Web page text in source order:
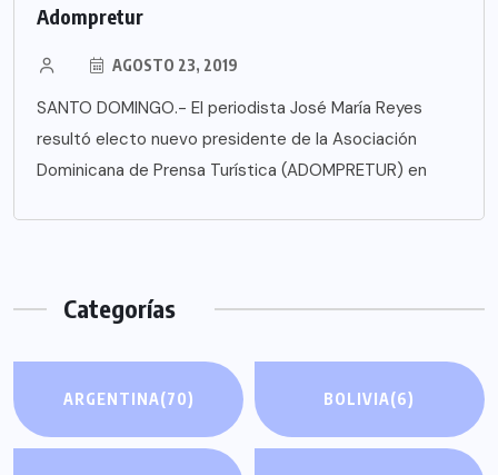
Adompretur
AGOSTO 23, 2019
SANTO DOMINGO.- El periodista José María Reyes
resultó electo nuevo presidente de la Asociación
Dominicana de Prensa Turística (ADOMPRETUR) en
Categorías
ARGENTINA(70) BOLIVIA(6)